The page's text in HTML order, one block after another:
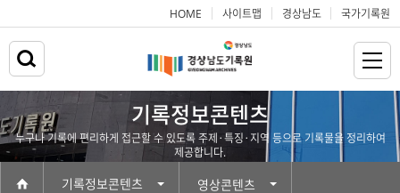
HOME 사이트맵 경상남도 국가기록원
기록정보콘텐츠
누구나 기록에 편리하게 접근할 수 있도록 주제·특징·지역 등으로 기록물을 정리하여
제공합니다.
기록정보콘텐츠 영상콘텐츠